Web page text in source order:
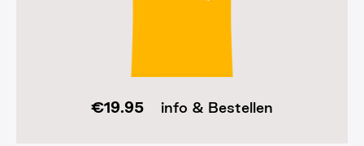
€19.95 info & Bestellen